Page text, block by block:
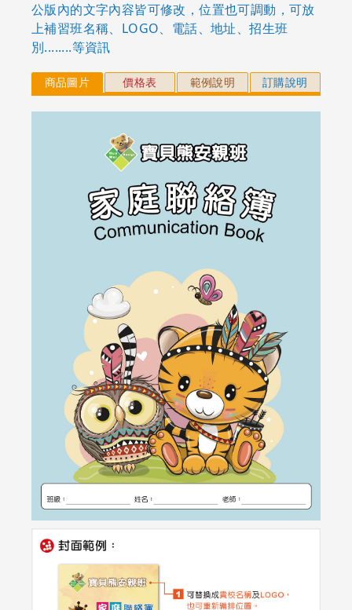
公版內的文字內容皆可修改，位置也可調動，可放
上補習班名稱、LOGO、電話、地址、招生班
別........等資訊
商品圖片 價格表 範例說明 訂購說明